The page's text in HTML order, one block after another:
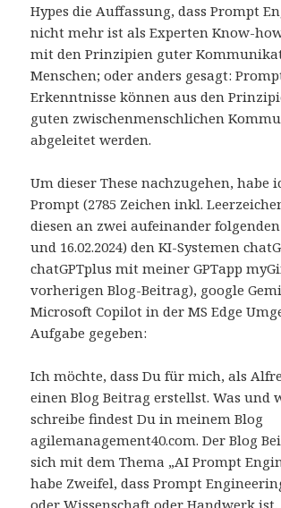
Hypes die Auffassung, dass Prompt
nicht mehr ist als Experten Know-
mit den Prinzipien guter
Menschen; oder anders gesagt:
Erkenntnisse können aus den
guten zwischenmenschlichen
abgeleitet werden.
Um dieser These nachzugehen, habe
Prompt (2785 Zeichen inkl.
diesen an zwei aufeinander folgenden
und 16.02.2024) den KI-Systemen
chatGPTplus mit meiner GPTapp
vorherigen Blog-Beitrag), google
Microsoft Copilot in der MS Edge
Aufgabe gegeben:
Ich möchte, dass Du für mich, als
einen Blog Beitrag erstellst. Was und
schreibe findest Du in meinem Blog
agilemanagement40.com. Der Blog
sich mit dem Thema „AI Prompt
habe Zweifel, dass Prompt
oder Wissenschaft oder Handwerk